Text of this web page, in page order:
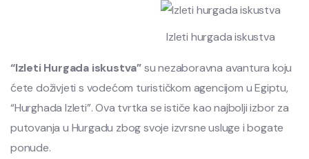
Izleti hurgada iskustva
“Izleti Hurgada iskustva”su nezaboravna avantura koju
ćete doživjeti s vodećom turističkom agencijom u Egiptu,
“Hurghada Izleti”. Ova tvrtka se ističe kao najbolji izbor za
putovanja u Hurgadu zbog svoje izvrsne usluge i bogate
ponude.